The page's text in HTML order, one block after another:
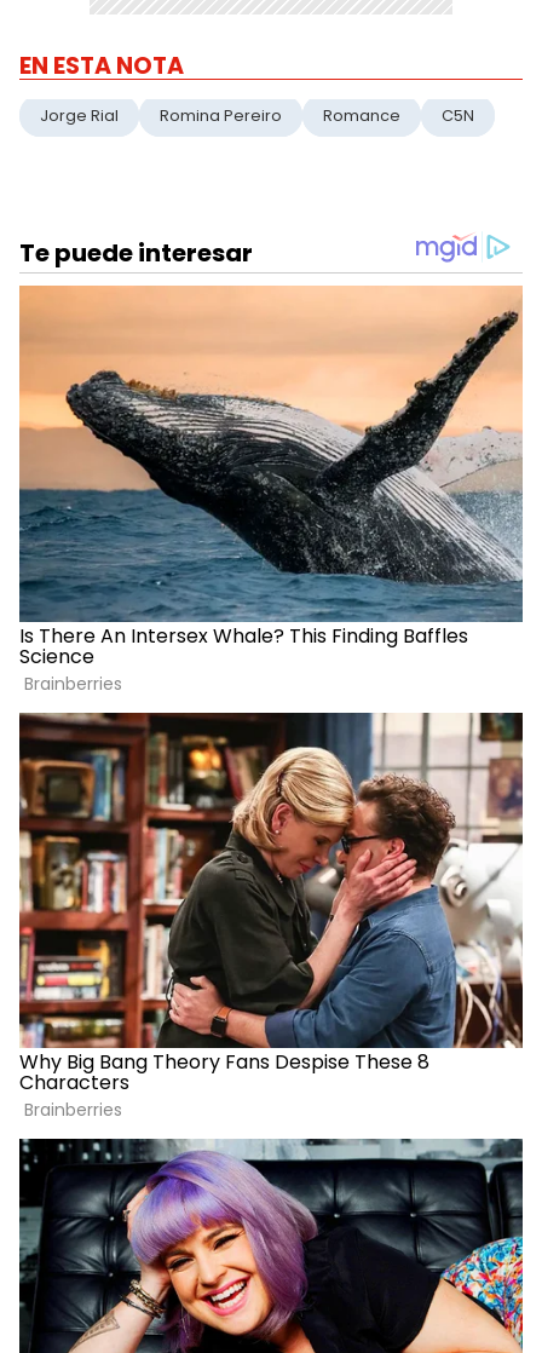
EN ESTA NOTA
Jorge Rial Romina Pereiro Romance C5N